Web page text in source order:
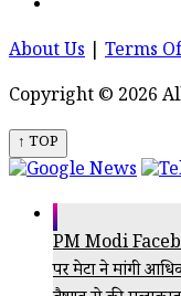
About Us Terms
Copyright © 2026
↑ TOP
PM Modi
पर मेटा ने मांगी